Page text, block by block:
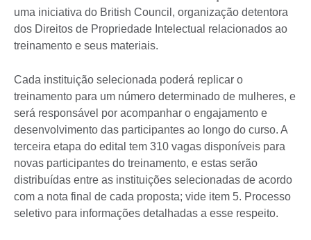
uma iniciativa do British Council, organização detentora
dos Direitos de Propriedade Intelectual relacionados ao
treinamento e seus materiais.
Cada instituição selecionada poderá replicar o
treinamento para um número determinado de mulheres, e
será responsável por acompanhar o engajamento e
desenvolvimento das participantes ao longo do curso. A
terceira etapa do edital tem 310 vagas disponíveis para
novas participantes do treinamento, e estas serão
distribuídas entre as instituições selecionadas de acordo
com a nota final de cada proposta; vide item 5. Processo
seletivo para informações detalhadas a esse respeito.